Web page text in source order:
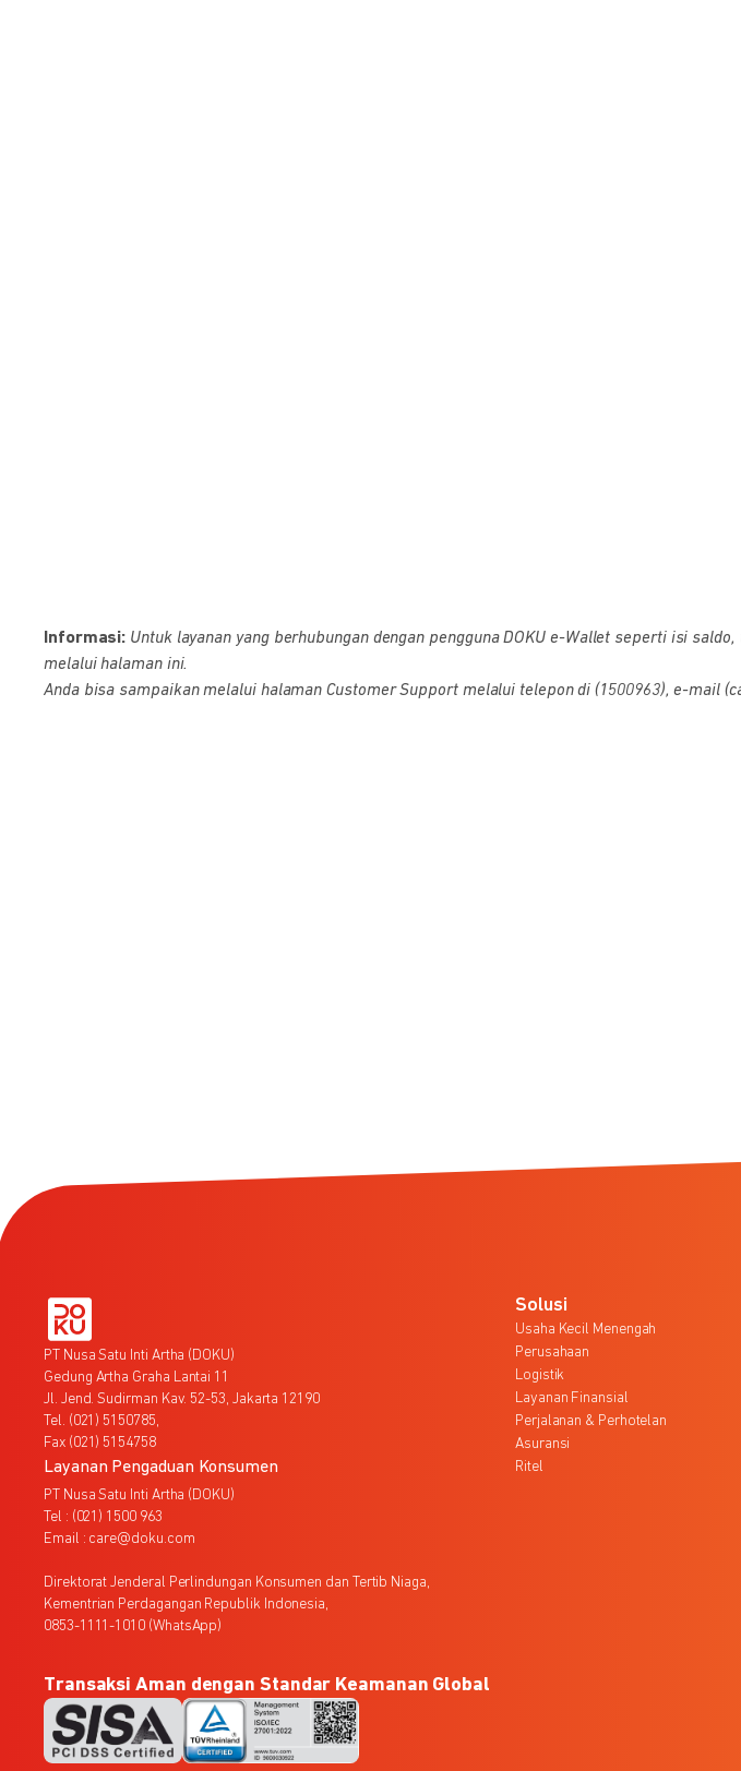
Informasi: Untuk layanan yang berhubungan dengan pengguna DOKU e-Wallet seperti isi
melalui halaman ini.
Anda bisa sampaikan melalui halaman Customer Support melalui telepon di (1500963), e-mail
PT Nusa Satu Inti Artha (DOKU)
Gedung Artha Graha Lantai 11
Jl. Jend. Sudirman Kav. 52-53, Jakarta 12190
Tel. (021) 5150785,
Fax (021) 5154758
Layanan Pengaduan Konsumen
PT Nusa Satu Inti Artha (DOKU)
Tel : (021) 1500 963
Email : care@doku.com
Direktorat Jenderal Perlindungan Konsumen dan Tertib Niaga,
Kementrian Perdagangan Republik Indonesia,
0853-1111-1010 (WhatsApp)
Solusi
Usaha Kecil Menengah
Perusahaan
Logistik
Layanan Finansial
Perjalanan & Perhotelan
Asuransi
Ritel
Transaksi Aman dengan Standar Keamanan Global